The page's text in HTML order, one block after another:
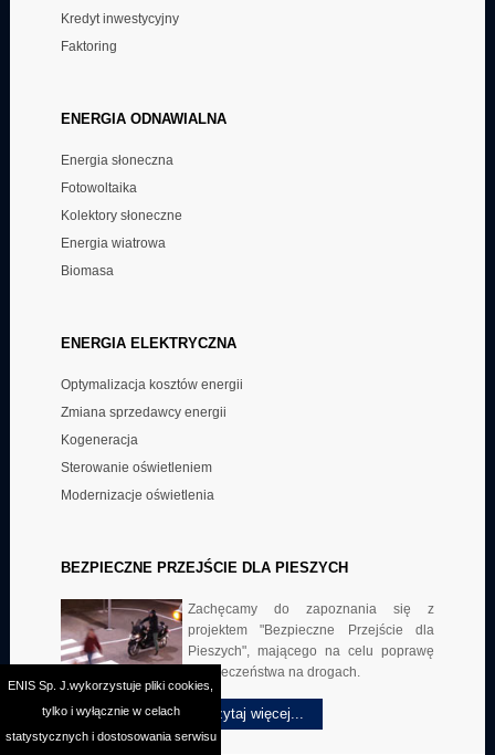
Kredyt inwestycyjny
Faktoring
ENERGIA ODNAWIALNA
Energia słoneczna
Fotowoltaika
Kolektory słoneczne
Energia wiatrowa
Biomasa
ENERGIA ELEKTRYCZNA
Optymalizacja kosztów energii
Zmiana sprzedawcy energii
Kogeneracja
Sterowanie oświetleniem
Modernizacje oświetlenia
BEZPIECZNE PRZEJŚCIE DLA PIESZYCH
Zachęcamy do zapoznania się z
projektem "Bezpieczne Przejście dla
Pieszych", mającego na celu poprawę
bezpieczeństwa na drogach.
Czytaj więcej...
ENIS Sp. J.wykorzystuje pliki cookies,
tylko i wyłącznie w celach
statystycznych i dostosowania serwisu